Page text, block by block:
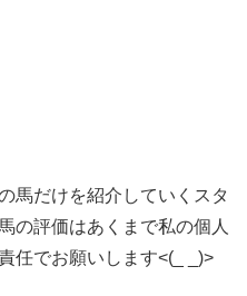
馬だけを紹介していくスタ
の評価はあくまで私の個人
任でお願いします<(_ _)>